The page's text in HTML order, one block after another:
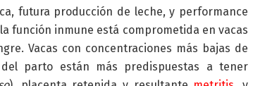
futura producción de leche, y performance
función inmune está comprometida en vacas
Vacas con concentraciones más bajas de
parto están más predispuestas a tener